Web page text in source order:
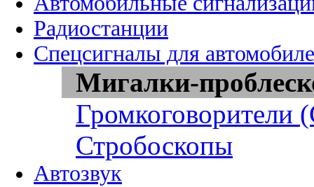
Радиостанции
Спецсигналы для
Мигалки-
Громкоговорители
Стробоскопы
Автозвук